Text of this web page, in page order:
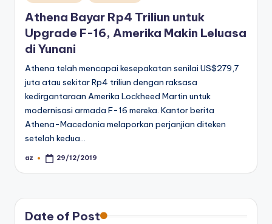
in
Athena Bayar Rp4 Triliun untuk
Upgrade F-16, Amerika Makin Leluasa
di Yunani
Athena telah mencapai kesepakatan senilai US$279,7
juta atau sekitar Rp4 triliun dengan raksasa
kedirgantaraan Amerika Lockheed Martin untuk
modernisasi armada F-16 mereka. Kantor berita
Athena-Macedonia melaporkan perjanjian diteken
setelah kedua…
Posted
az 29/12/2019
Date of Post